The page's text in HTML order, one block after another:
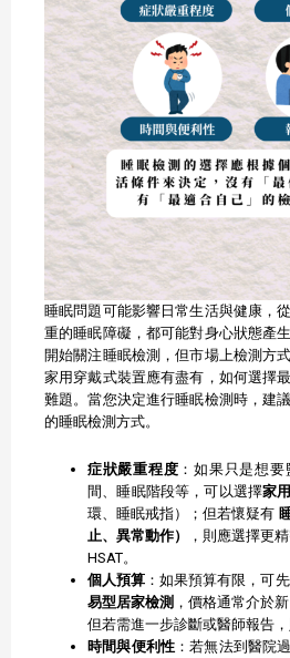
睡眠問題可能影響日常生活與健康，
重的睡眠障礙，都可能對身心狀態產
開始關注睡眠檢測，但市場上檢測方
家用穿戴式裝置應有盡有，如何選擇
難題。當您決定進行睡眠檢測時，建
的睡眠檢測方式。
症狀嚴重程度 ：如果只是想
間、睡眠階段等，可以選擇家
環、睡眠戒指）；但若懷疑有
止、異常動作）
，則應選擇更
HSAT。
個人預算 ：如果預算有限，可
易型居家檢測 ，價格通常介於
但若需進一步診斷或醫師報告
時間與便利性 ：若無法到醫院